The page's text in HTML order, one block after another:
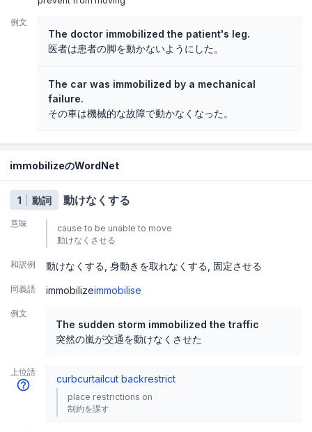
例文
The doctor immobilized the patient's leg.
医者は患者の脚を動かないようにした。
The car was immobilized by a mechanical
failure.
その車は機械的な故障で動かなくなった。
immobilizeのWordNet
1 動詞 動けなくする
意味
cause to be unable to move
動けなくさせる
和訳例 動けなくする 身動きを取れなくする 固定させる
同義語 immobilizeimmobilise
例文
The sudden storm immobilized the traffic
突然の嵐が交通を動けなくさせた
上位語
curbcurtailcut backrestrict
place restrictions on
制約を課す